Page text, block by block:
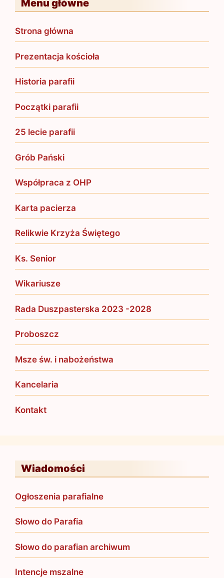
Menu główne
Strona główna
Prezentacja kościoła
Historia parafii
Początki parafii
25 lecie parafii
Grób Pański
Współpraca z OHP
Karta pacierza
Relikwie Krzyża Świętego
Ks. Senior
Wikariusze
Rada Duszpasterska 2023 -2028
Proboszcz
Msze św. i nabożeństwa
Kancelaria
Kontakt
Wiadomości
Ogłoszenia parafialne
Słowo do Parafia
Słowo do parafian archiwum
Intencje mszalne